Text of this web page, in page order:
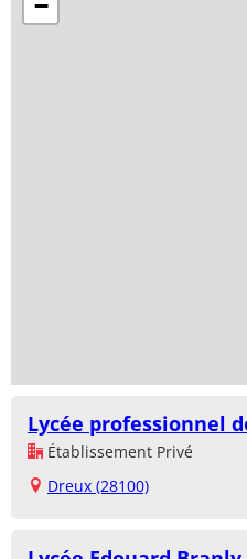
−
Lycée professionnel
Établissement Privé
Dreux (28100)